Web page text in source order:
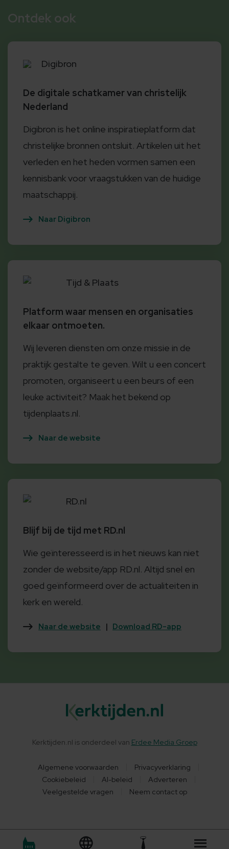
Ontdek ook
Digibron
De digitale schatkamer van christelijk
Nederland
Digibron is het online inspiratieplatform dat
christelijke bronnen ontsluit. Artikelen uit het
verleden en het heden vormen samen een
kennisbank voor vraagstukken van de huidige
maatschappij.
Naar Digibron
Tijd & Plaats
Platform waar mensen en organisaties
elkaar ontmoeten.
Wij leveren diensten om onze missie in de
praktijk gestalte te geven. Wilt u een concert
promoten, organiseert u een beurs of een
leuke activiteit? Maak het bekend op
tijdenplaats.nl.
Naar de website
RD.nl
Blijf bij de tijd met RD.nl
Wie geïnteresseerd is in het nieuws kan niet
zonder de website/app RD.nl. Altijd snel en
goed geïnformeerd over de actualiteiten in
kerk en wereld.
Naar de website | Download RD-app
Kerktijden.nl is onderdeel van Erdee Media Groep
Algemene voorwaarden
Privacyverklaring
Cookiebeleid
AI-beleid
Adverteren
Veelgestelde vragen
Neem contact op